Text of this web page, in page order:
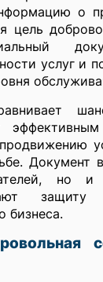
о
цель
услуг и
Документ
но и
защиту
бизнеса.